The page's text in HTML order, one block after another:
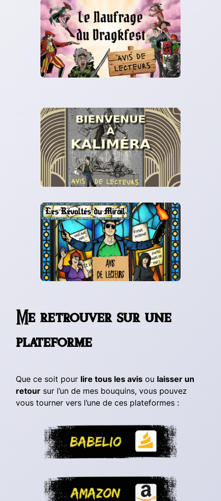
Me retrouver sur une
plateforme
Que ce soit pour lire tous les avis ou laisser un
retour sur l’un de mes bouquins, vous pouvez
vous tourner vers l’une de ces plateformes :